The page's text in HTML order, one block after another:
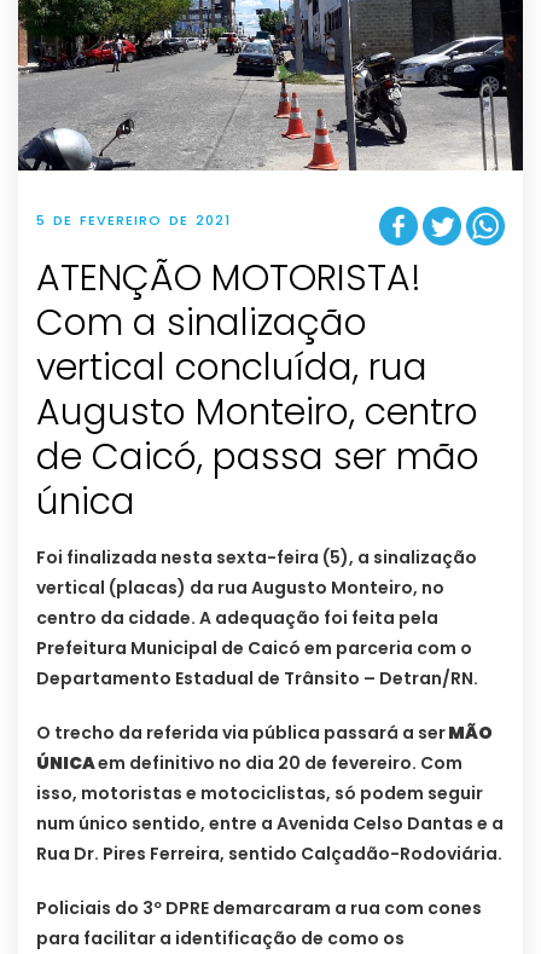
5 DE FEVEREIRO DE 2021
ATENÇÃO MOTORISTA!
Com a sinalização
vertical concluída, rua
Augusto Monteiro, centro
de Caicó, passa ser mão
única
Foi finalizada nesta sexta-feira (5), a sinalização
vertical (placas) da rua Augusto Monteiro, no
centro da cidade. A adequação foi feita pela
Prefeitura Municipal de Caicó em parceria com o
Departamento Estadual de Trânsito – Detran/RN.
O trecho da referida via pública passará a serMÃO
ÚNICAem definitivo no dia 20 de fevereiro. Com
isso, motoristas e motociclistas, só podem seguir
num único sentido, entre a Avenida Celso Dantas e a
Rua Dr. Pires Ferreira, sentido Calçadão-Rodoviária.
Policiais do 3º DPRE demarcaram a rua com cones
para facilitar a identificação de como os